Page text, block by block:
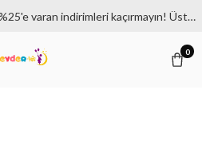
Miniklerin favori modellerinde %25'e varan indirimleri kaçırmayın! Üstelik 1500₺ ve üzeri siparişlerde kargo bedava.
0